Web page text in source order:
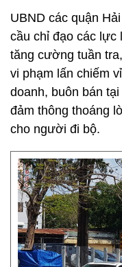
UBND các quận
cầu chỉ đạo các
tăng cường tuần
vi phạm lấn chiếm
doanh, buôn bán
đảm thông thoáng
cho người đi bộ.